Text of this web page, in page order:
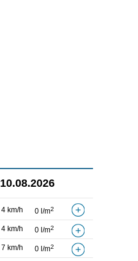
10.08.2026
4 km/h 0 l/m2
4 km/h 0 l/m2
7 km/h 0 l/m2